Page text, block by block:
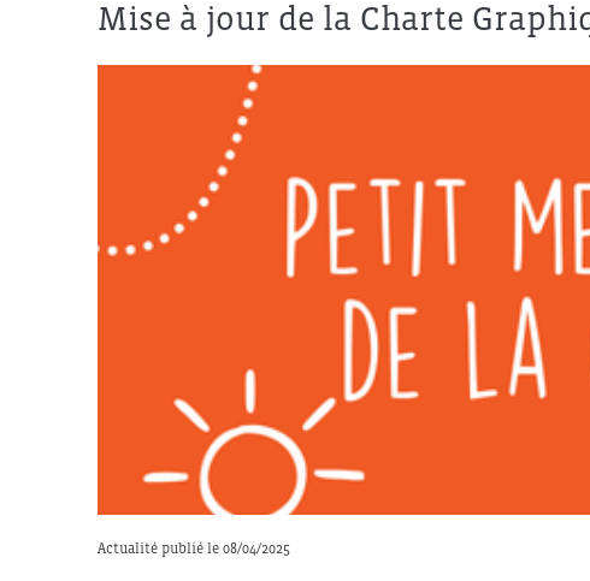
Mise à jour de la Charte
Actualité publié le 08/04/2025